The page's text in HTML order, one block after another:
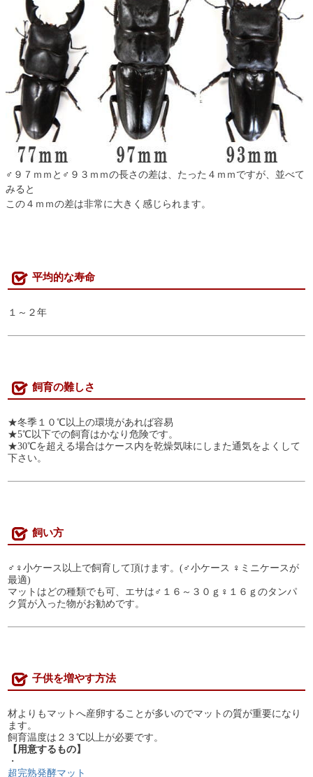
♂９７ｍｍと♂９３ｍｍの長さの差は、たった４ｍｍですが、並べて
みると
この４ｍｍの差は非常に大きく感じられます。
平均的な寿命
１～２年
飼育の難しさ
★冬季１０℃以上の環境があれば容易
★5℃以下での飼育はかなり危険です。
★30℃を超える場合はケース内を乾燥気味にしまた通気をよくして
下さい。
飼い方
♂♀小ケース以上で飼育して頂けます。(♂小ケース ♀ミニケースが
最適)
マットはどの種類でも可、エサは♂１６～３０ｇ♀１６ｇのタンパ
ク質が入った物がお勧めです。
子供を増やす方法
材よりもマットへ産卵することが多いのでマットの質が重要になり
ます。
飼育温度は２３℃以上が必要です。
【用意するもの】
・
超完熟発酵マット